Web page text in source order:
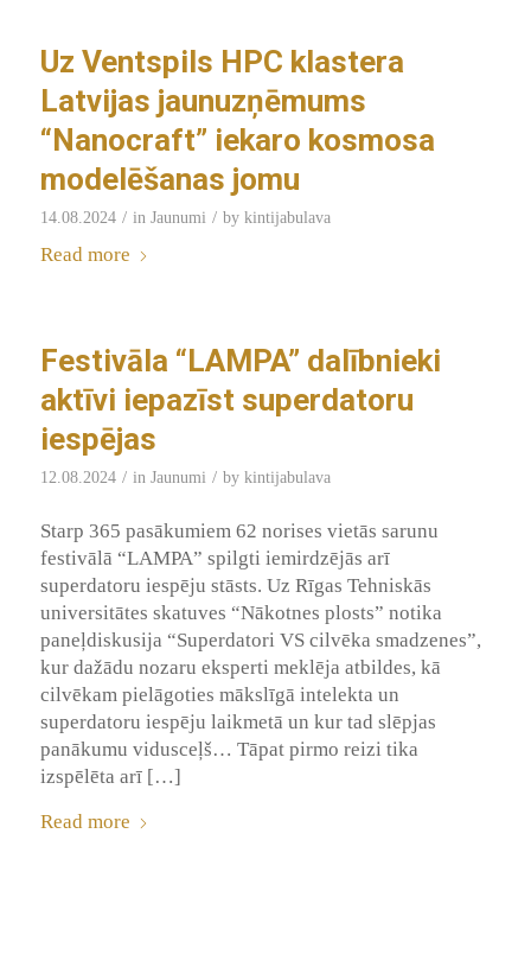
Uz Ventspils HPC klastera
Latvijas jaunuzņēmums
“Nanocraft” iekaro kosmosa
modelēšanas jomu
14.08.2024 / in Jaunumi / by kintijabulava
Read more
Festivāla “LAMPA” dalībnieki
aktīvi iepazīst superdatoru
iespējas
12.08.2024 / in Jaunumi / by kintijabulava
Starp 365 pasākumiem 62 norises vietās sarunu
festivālā “LAMPA” spilgti iemirdzējās arī
superdatoru iespēju stāsts. Uz Rīgas Tehniskās
universitātes skatuves “Nākotnes plosts” notika
paneļdiskusija “Superdatori VS cilvēka smadzenes”,
kur dažādu nozaru eksperti meklēja atbildes, kā
cilvēkam pielāgoties mākslīgā intelekta un
superdatoru iespēju laikmetā un kur tad slēpjas
panākumu vidusceļš… Tāpat pirmo reizi tika
izspēlēta arī […]
Read more